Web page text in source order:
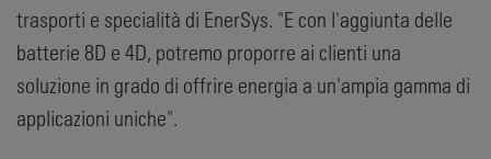
trasporti e specialità di EnerSys. "E con l'aggiunta delle
batterie 8D e 4D, potremo proporre ai clienti una
soluzione in grado di offrire energia a un'ampia gamma di
applicazioni uniche".